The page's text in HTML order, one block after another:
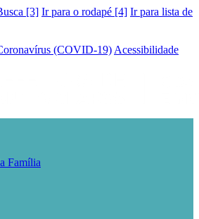
[3] Ir para o rodapé [4] Ir para lista de
(COVID-19) Acessibilidade
Família